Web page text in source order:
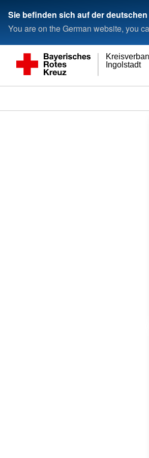
Sie befinden sich auf der
You are on the German website, you
Ingolstadt